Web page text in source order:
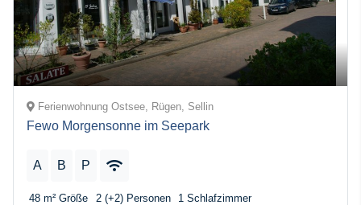
Ferienwohnung Ostsee, Rügen, Sellin
Fewo Morgensonne im Seepark
A B P
48 m² Größe 2 (+2) Personen 1 Schlafzimmer